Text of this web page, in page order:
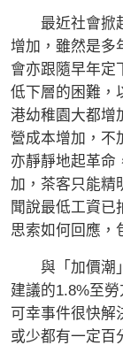
最近社會掀起
增加，雖然是多
會亦跟隨早年定
低下層的困難，
港幼稚園大都增
營成本增加，不
亦靜靜地起革命
加，茶客只能精
聞說最低工資已
思索如何回應，
與「加價潮」
建議的1.8%至
可幸事件很快解
或少都有一定百